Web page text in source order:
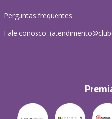
Perguntas frequentes
Fale conosco: (